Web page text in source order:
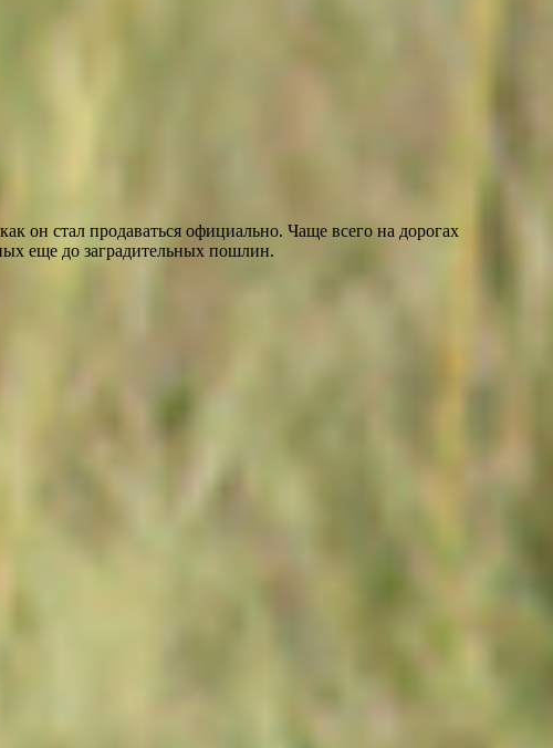
он стал продаваться официально. Чаще всего на дорогах
еще до заградительных пошлин.